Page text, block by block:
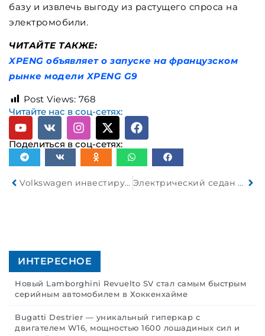
базу и извлечь выгоду из растущего спроса на
электромобили.
ЧИТАЙТЕ ТАКЖЕ:
XPENG объявляет о запуске на французском
рынке модели XPENG G9
Post Views: 768
Читайте нас в соц-сетях:
Поделиться в соц-сетях:
Volkswagen инвестирует 120 миллиардов евро в электрификацию и цифровизацию Электрический седан Lotus Emeya заряжается от 10-80% за 14 минут
ИНТЕРЕСНОЕ
Новый Lamborghini Revuelto SV стал самым быстрым
серийным автомобилем в Хоккенхайме
Bugatti Destrier — уникальный гиперкар с
двигателем W16, мощностью 1600 лошадиных сил и